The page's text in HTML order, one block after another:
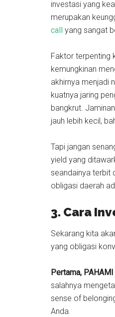
investasi yang
merupakan
call
yang sangat
Faktor terpenting
kemungkinan
akhirnya menjadi
kuatnya jaring
bangkrut.
jauh lebih kecil,
Tapi jangan
yield yang
seandainya terbit
obligasi daerah
3. Cara
Sekarang kita
yang obligasi
Pertama,
salahnya
sense of
Anda.